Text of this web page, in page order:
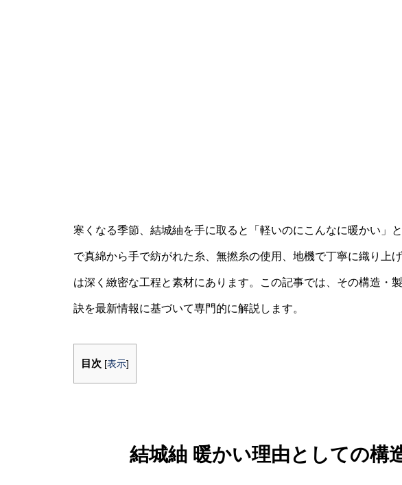
寒くなる季節、結城紬を手に取ると「軽いのにこんなに暖かい」
で真綿から手で紡がれた糸、無撚糸の使用、地機で丁寧に織り上
は深く緻密な工程と素材にあります。この記事では、その構造・
訣を最新情報に基づいて専門的に解説します。
目次 [表示]
結城紬 暖かい理由としての構